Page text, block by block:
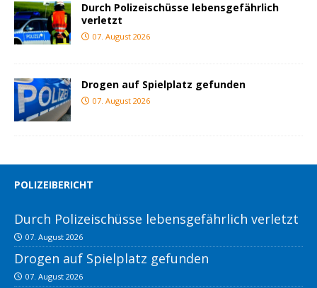
Durch Polizeischüsse lebensgefährlich
verletzt
07. August 2026
Drogen auf Spielplatz gefunden
07. August 2026
POLIZEIBERICHT
Durch Polizeischüsse lebensgefährlich verletzt
07. August 2026
Drogen auf Spielplatz gefunden
07. August 2026